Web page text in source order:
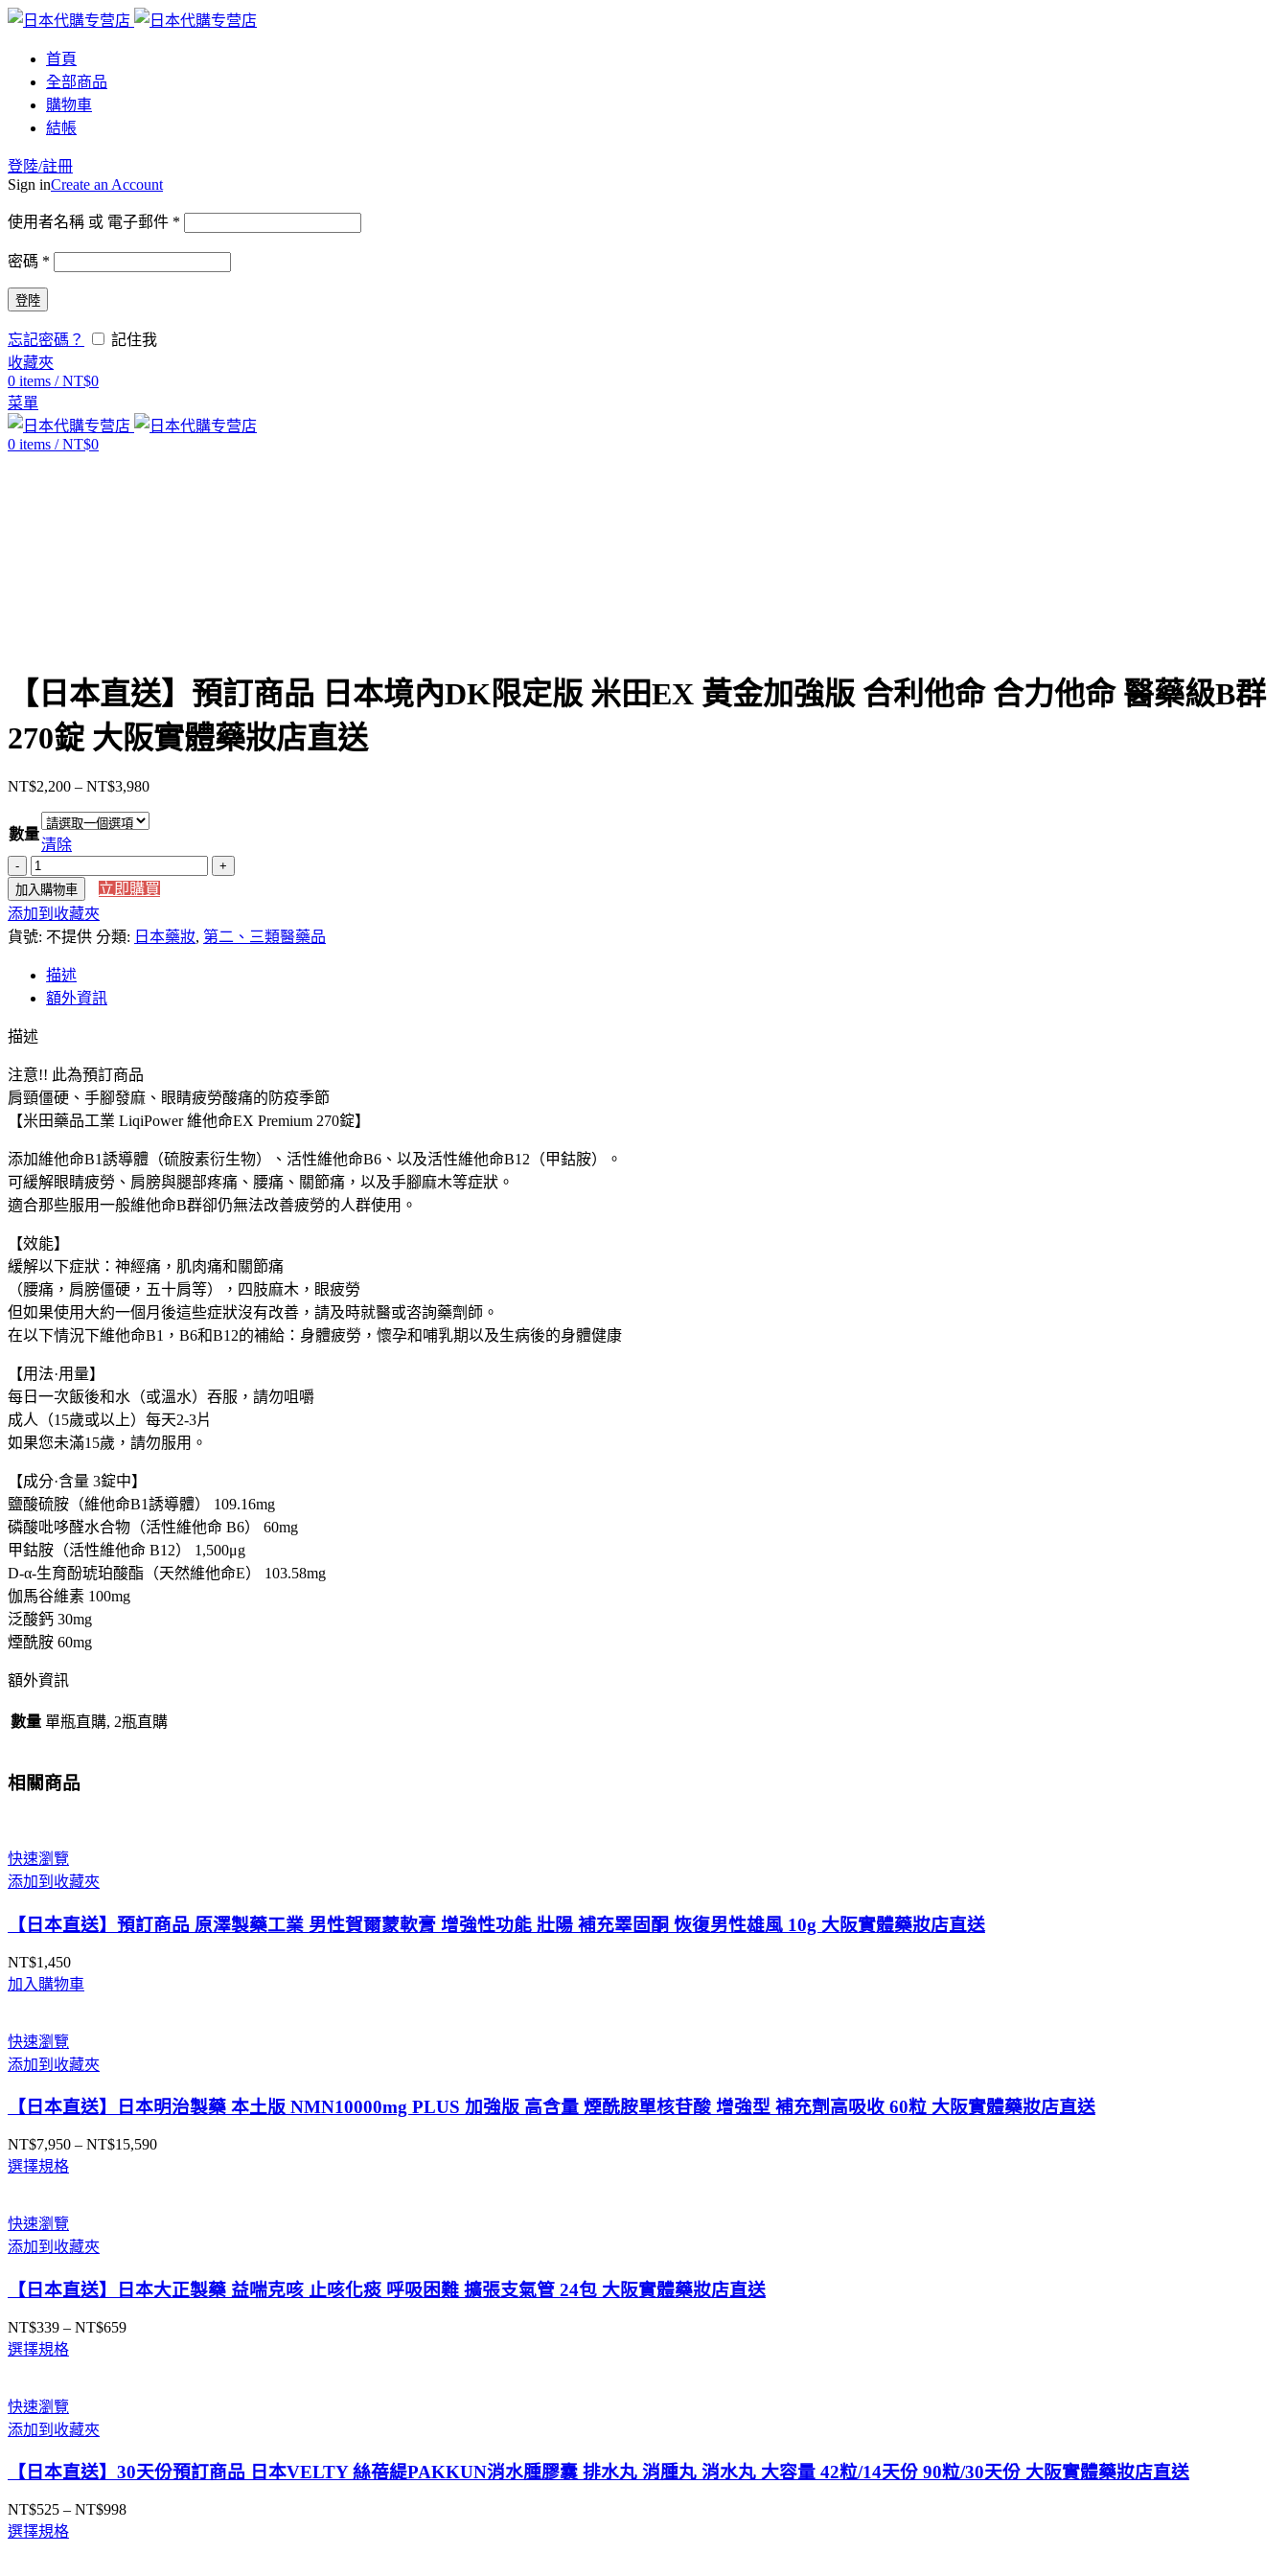
首頁
全部商品
購物車
結帳
登陸/註冊
Sign inCreate an Account
使用者名稱 或 電子郵件 *
密碼 *
登陸
忘記密碼？
記住我
收藏夾
0 items / NT$0
菜單
0 items / NT$0
【日本直送】預訂商品 日本境內DK限定版 米田EX 黃金加強版 合利他命 合力他命 醫藥級B群
270錠 大阪實體藥妝店直送
NT$2,200 – NT$3,980價
格
圍：
NT$2,200
到
數量
清除
【日
本
直
送】
訂
商
品
本
境
內
限
定
版
田
EX
黃
金
加
強
版
合
利
他
命
合
力
他
命
醫
藥
級
群
錠
實
妝
店
送
量
加入購物車
立即購買
添加到收藏夾
貨號: 不提供 分類: 日本藥妝, 第二、三類醫藥品
描述
額外資訊
描述
注意!! 此為預訂商品
肩頸僵硬、手腳發麻、眼睛疲勞酸痛的防疫季節
【米田藥品工業 LiqiPower 維他命EX Premium 270錠】
添加維他命B1誘導體（硫胺素衍生物）、活性維他命B6、以及活性維他命B12（甲鈷胺）。
可緩解眼睛疲勞、肩膀與腿部疼痛、腰痛、關節痛，以及手腳麻木等症狀。
適合那些服用一般維他命B群卻仍無法改善疲勞的人群使用。
【效能】
緩解以下症狀：神經痛，肌肉痛和關節痛
（腰痛，肩膀僵硬，五十肩等），四肢麻木，眼疲勞
但如果使用大約一個月後這些症狀沒有改善，請及時就醫或咨詢藥劑師。
在以下情況下維他命B1，B6和B12的補給：身體疲勞，懷孕和哺乳期以及生病後的身體健康
【用法·用量】
每日一次飯後和水（或溫水）吞服，請勿咀嚼
成人（15歲或以上）每天2-3片
如果您未滿15歲，請勿服用。
【成分·含量 3錠中】
鹽酸硫胺（維他命B1誘導體） 109.16mg
磷酸吡哆醛水合物（活性維他命 B6） 60mg
甲鈷胺（活性維他命 B12） 1,500μg
D-α-生育酚琥珀酸酯（天然維他命E） 103.58mg
伽馬谷維素 100mg
泛酸鈣 30mg
煙酰胺 60mg
額外資訊
數量 單瓶直購, 2瓶直購
相關商品
快速瀏覽
添加到收藏夾
【日本直送】預訂商品 原澤製藥工業 男性賀爾蒙軟膏 增強性功能 壯陽 補充睪固酮 恢復男性雄風 10g 大阪實體藥妝店直送
NT$1,450
加入購物車
快速瀏覽
添加到收藏夾
【日本直送】日本明治製藥 本土版 NMN10000mg PLUS 加強版 高含量 煙酰胺單核苷酸 增強型 補充劑高吸收 60粒 大阪實體藥妝店直送
NT$7,950 – NT$15,590價
選擇規格
快速瀏覽
添加到收藏夾
【日本直送】日本大正製藥 益喘克咳 止咳化痰 呼吸困難 擴張支氣管 24包 大阪實體藥妝店直送
NT$339 – NT$659價
NT$659
選擇規格
快速瀏覽
添加到收藏夾
【日本直送】30天份預訂商品 日本VELTY 絲蓓緹PAKKUN消水腫膠囊 排水丸 消腫丸 消水丸 大容量 42粒/14天份 90粒/30天份 大阪實體藥妝店直送
NT$525 – NT$998價
選擇規格